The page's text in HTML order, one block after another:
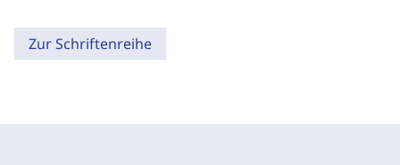
Zur Schriftenreihe